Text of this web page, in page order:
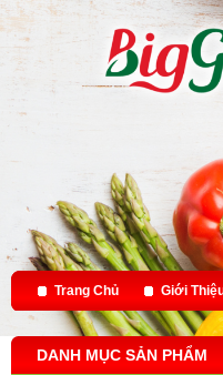
Trang Chủ Giới
DANH MỤC SẢN PHẨM